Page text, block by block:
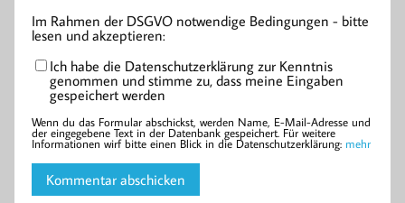
Im Rahmen der DSGVO notwendige Bedingungen - bitte
lesen und akzeptieren:
Ich habe die Datenschutzerklärung zur Kenntnis
genommen und stimme zu, dass meine Eingaben
gespeichert werden
Wenn du das Formular abschickst, werden Name, E-Mail-Adresse und
der eingegebene Text in der Datenbank gespeichert. Für weitere
Informationen wirf bitte einen Blick in die Datenschutzerklärung: mehr